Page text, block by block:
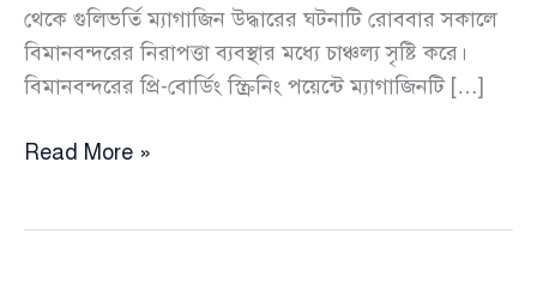
থেকে গুলিভর্তি ম্যাগাজিন উদ্ধারের ঘটনাটি রোববার সকালে
বিমানবন্দরের নিরাপত্তা ব্যবস্থার মধ্যে চাঞ্চল্য সৃষ্টি করে।
বিমানবন্দরের প্রি-বোর্ডিং স্ক্রিনিং পয়েন্টে ম্যাগাজিনটি […]
বিমানবন্দরে
Read More »